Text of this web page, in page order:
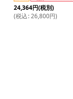
24,364円(税別)
(税込: 26,800円)